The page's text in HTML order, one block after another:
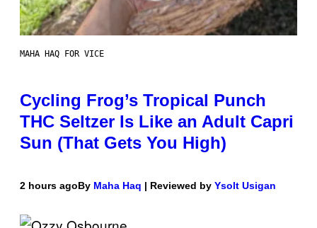
MAHA HAQ FOR VICE
Cycling Frog’s Tropical Punch
THC Seltzer Is Like an Adult Capri
Sun (That Gets You High)
2 hours agoBy Maha Haq | Reviewed by Ysolt Usigan